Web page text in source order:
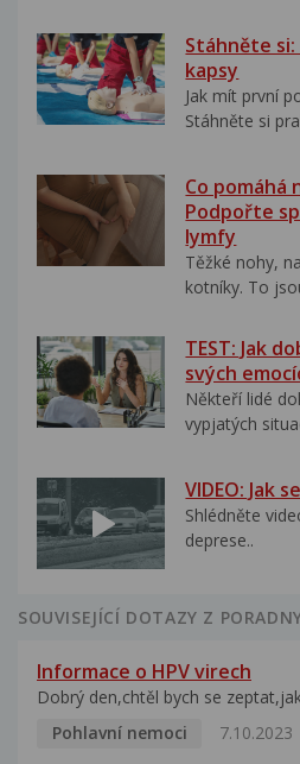
Stáhněte
kapsy
Jak mít první
Stáhněte si
Co pomáhá
Podpořte
lymfy
Těžké nohy,
kotníky. To
TEST: Jak
svých
Někteří lidé
vypjatých
VIDEO: Jak
Shlédněte
deprese..
SOUVISEJÍCÍ DOTAZY Z
Informace o HPV virech
Dobrý den,chtěl bych se
Pohlavní nemoci
7.10.2023